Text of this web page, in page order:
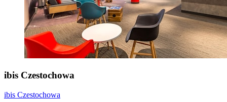
ibis Czestochowa
ibis Czestochowa